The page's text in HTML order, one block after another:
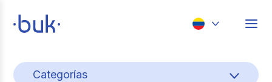
Categorías